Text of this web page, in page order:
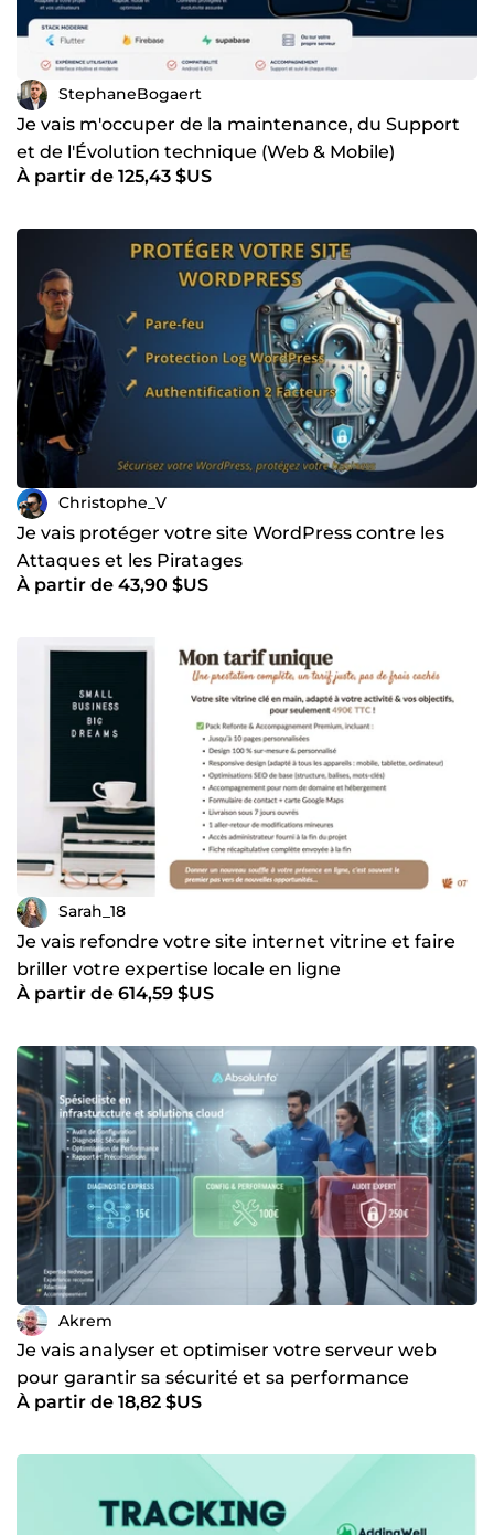
StephaneBogaert
Je vais m'occuper de la maintenance, du Support
et de l'Évolution technique (Web & Mobile)
À partir de 125,43 $US
Christophe_V
Je vais protéger votre site WordPress contre les
Attaques et les Piratages
À partir de 43,90 $US
Sarah_18
Je vais refondre votre site internet vitrine et faire
briller votre expertise locale en ligne
À partir de 614,59 $US
Akrem
Je vais analyser et optimiser votre serveur web
pour garantir sa sécurité et sa performance
À partir de 18,82 $US